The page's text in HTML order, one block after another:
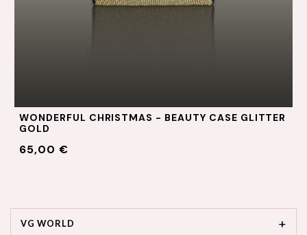
WONDERFUL CHRISTMAS - BEAUTY CASE GLITTER
GOLD
65,00 €
VG WORLD